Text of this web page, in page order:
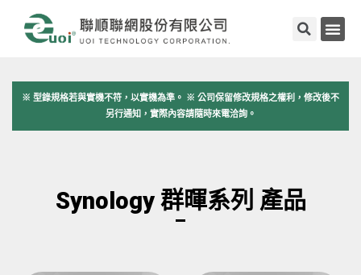
※ 型錄規格若與實機不符，以實機為準。 ※ 公司保留修改規格之權利，修改後不
另行通知，實際內容請隨時來電洽詢。
Synology 群暉系列 產品